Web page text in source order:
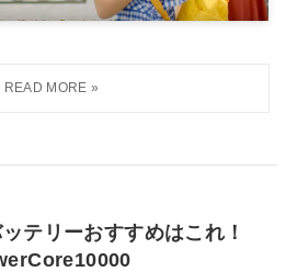
テリーおすすめはこれ！